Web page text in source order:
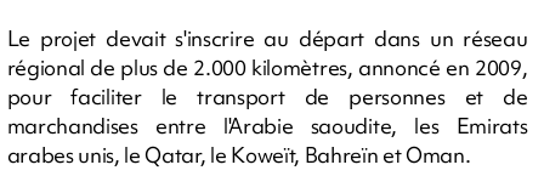
Le projet devait s'inscrire au départ dans un réseau
régional de plus de 2.000 kilomètres, annoncé en 2009,
pour faciliter le transport de personnes et de
marchandises entre l'Arabie saoudite, les Emirats
arabes unis, le Qatar, le Koweït, Bahreïn et Oman.